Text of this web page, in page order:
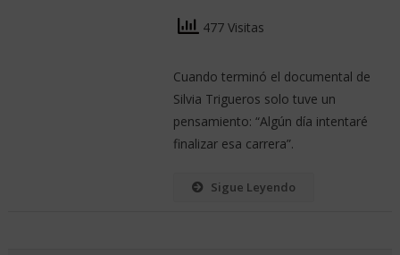
477 Visitas
Cuando terminó el documental de
Silvia Trigueros solo tuve un
pensamiento: “Algún día intentaré
finalizar esa carrera”.
Sigue Leyendo